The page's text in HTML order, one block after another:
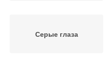
Серые глаза